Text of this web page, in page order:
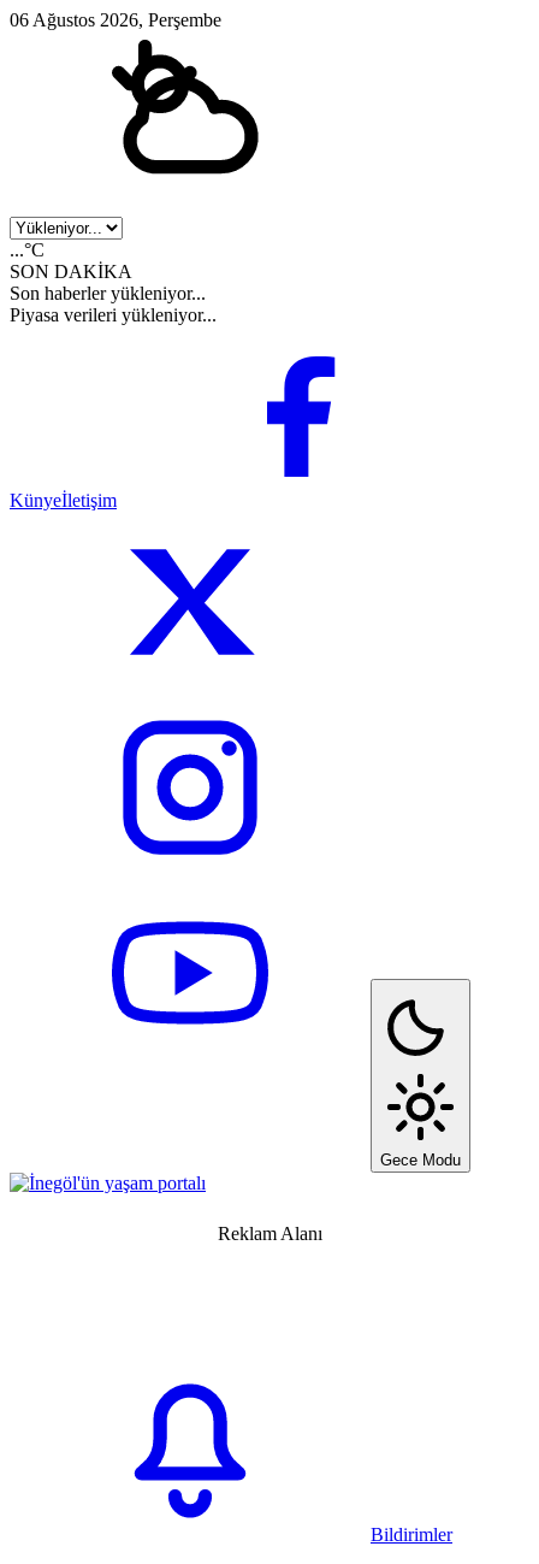
06 Ağustos 2026, Perşembe
...°C
SON DAKİKA
Son haberler yükleniyor...
Piyasa verileri yükleniyor...
Künyeİletişim
Gece Modu
Reklam Alanı
Bildirimler